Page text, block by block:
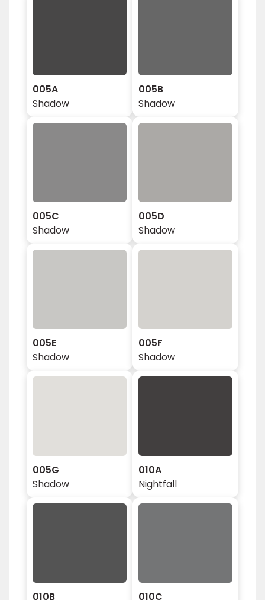
005A
Shadow
005B
Shadow
005C
Shadow
005D
Shadow
005E
Shadow
005F
Shadow
005G
Shadow
010A
Nightfall
010B 010C